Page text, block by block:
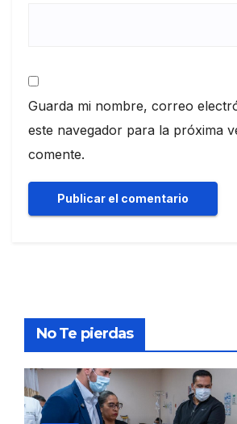
Guarda mi nombre, correo
este navegador para la próxima
comente.
No Te pierdas